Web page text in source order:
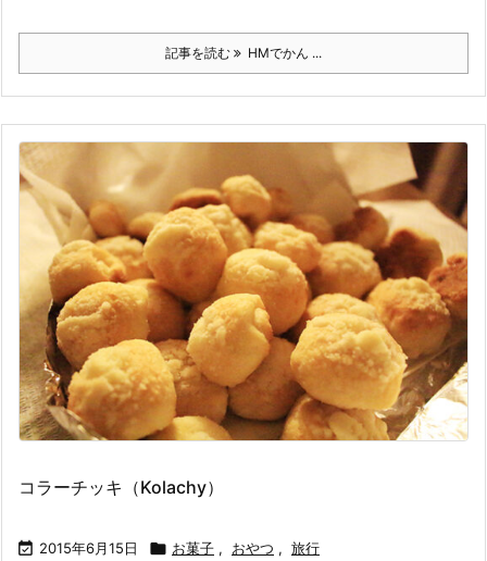
記事を読む HMでかん ...
コラーチッキ（Kolachy）
 2015年6月15日  お菓子 , おやつ , 旅行